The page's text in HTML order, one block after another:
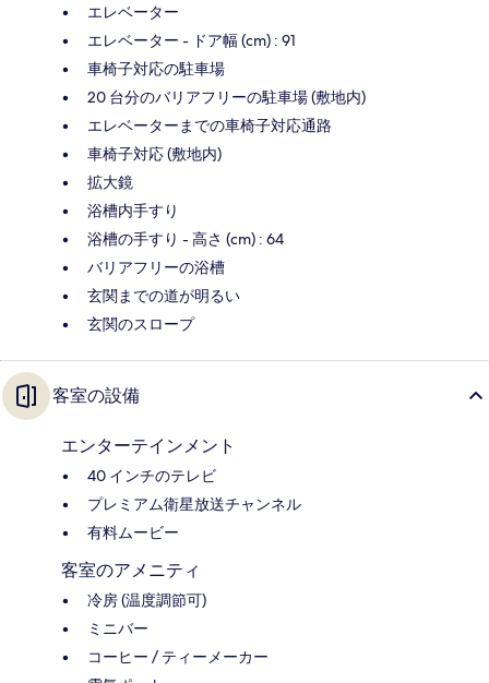
エレベーター
エレベーター - ドア幅 (cm) : 91
車椅子対応の駐車場
20 台分のバリアフリーの駐車場 (敷地内)
エレベーターまでの車椅子対応通路
車椅子対応 (敷地内)
拡大鏡
浴槽内手すり
浴槽の手すり - 高さ (cm) : 64
バリアフリーの浴槽
玄関までの道が明るい
玄関のスロープ
客室の設備
エンターテインメント
40 インチのテレビ
プレミアム衛星放送チャンネル
有料ムービー
客室のアメニティ
冷房 (温度調節可)
ミニバー
コーヒー / ティーメーカー